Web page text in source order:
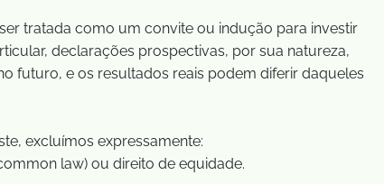
tratada como um convite ou indução para investir
declarações prospectivas, por sua natureza,
futuro, e os resultados reais podem diferir daqueles
excluímos expressamente:
law) ou direito de equidade.